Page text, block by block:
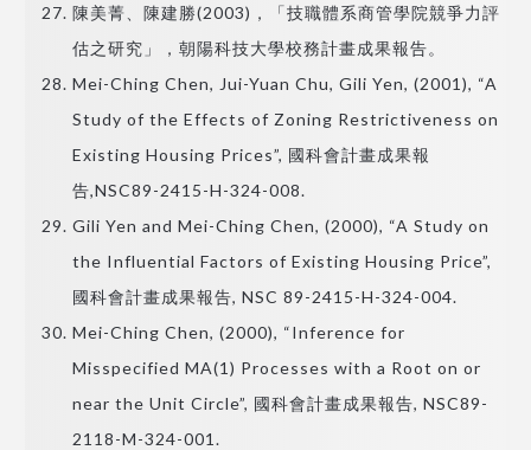
陳美菁、陳建勝(2003)，「技職體系商管學院競爭力評
估之研究」，朝陽科技大學校務計畫成果報告。
Mei-Ching Chen, Jui-Yuan Chu, Gili Yen, (2001), “A
Study of the Effects of Zoning Restrictiveness on
Existing Housing Prices”, 國科會計畫成果報
告,NSC89-2415-H-324-008.
Gili Yen and Mei-Ching Chen, (2000), “A Study on
the Influential Factors of Existing Housing Price”,
國科會計畫成果報告, NSC 89-2415-H-324-004.
Mei-Ching Chen, (2000), “Inference for
Misspecified MA(1) Processes with a Root on or
near the Unit Circle”, 國科會計畫成果報告, NSC89-
2118-M-324-001.